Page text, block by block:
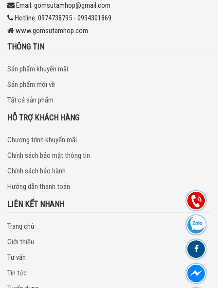
Email: gomsutamhop@gmail.com
Hotline: 0974738795 - 0934301869
www.gomsutamhop.com
THÔNG TIN
Sản phẩm khuyến mãi
Sản phẩm mới về
Tất cả sản phẩm
HỖ TRỢ KHÁCH HÀNG
Chương trình khuyến mãi
Chính sách bảo mật thông tin
Chính sách bảo hành
Hướng dẫn thanh toán
LIÊN KẾT NHANH
Trang chủ
Giới thiệu
Tư vấn
Tin tức